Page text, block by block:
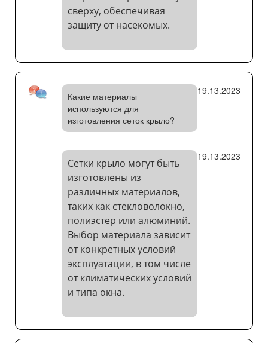
сверху, обеспечивая
защиту от насекомых.
Какие материалы
используются для
изготовления сеток крыло?
19.13.2023
Сетки крыло могут быть
изготовлены из
различных материалов,
таких как стекловолокно,
полиэстер или алюминий.
Выбор материала зависит
от конкретных условий
эксплуатации, в том числе
от климатических условий
и типа окна.
19.13.2023